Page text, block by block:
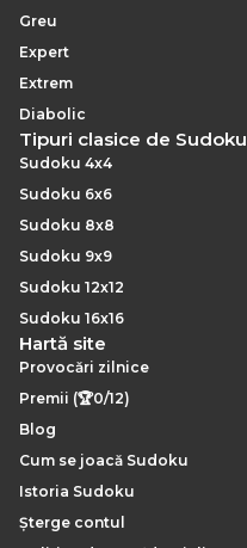
Greu
Expert
Extrem
Diabolic
Tipuri clasice de Sudoku
Sudoku 4x4
Sudoku 6x6
Sudoku 8x8
Sudoku 9x9
Sudoku 12x12
Sudoku 16x16
Hartă site
Provocări zilnice
Premii (🏆0/12)
Blog
Cum se joacă Sudoku
Istoria Sudoku
Șterge contul